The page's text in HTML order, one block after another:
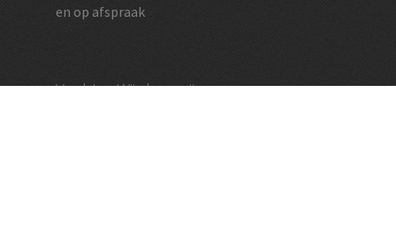
en op afspraak
Vughtse Wijnkoperij